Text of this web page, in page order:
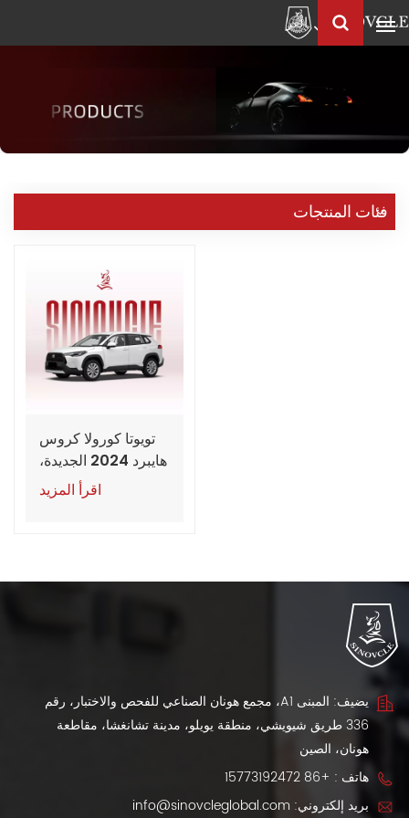
العربية
English
Pусский العربية
中
فئات المنتجات
تويوتا كورولا كروس
هايبرد 2024 الجديدة،
طرازا بايونير وإيليت
اقرأ المزيد
يضيف: المبنى A1، مجمع هونان الصناعي للفحص والاختبار، رقم
336 طريق شيويشي، منطقة يويلو، مدينة تشانغشا، مقاطعة
هونان، الصين
هاتف : +86 15773192472
بريد إلكتروني: info@sinovcleglobal.com